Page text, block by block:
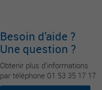
Besoin d’aide ?
Une question ?
Obtenir plus d’informations
par téléphone 01 53 35 17 17